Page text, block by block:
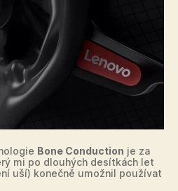
Bone Conduction je za
mi po dlouhých desítkách let
uší) konečně umožnil používat